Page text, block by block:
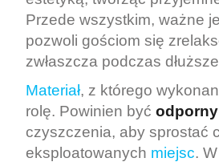
Przede wszystkim, ważne
pozwoli gościom się
zwłaszcza podczas
Materiał, z którego
rolę. Powinien być
czyszczenia, aby sprostać
eksploatowanych miejsc.